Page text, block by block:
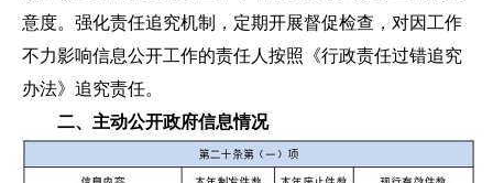
意度。强化责任追究机制，定期开展督促检查，对因工作
不力影响信息公开工作的责任人按照《行政责任过错追究
办法》追究责任。
二、主动公开政府信息情况